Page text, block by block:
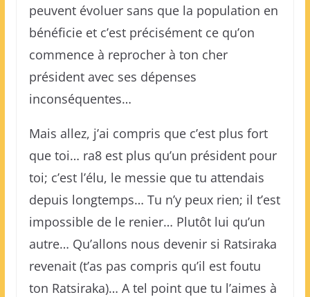
peuvent évoluer sans que la population en
bénéficie et c’est précisément ce qu’on
commence à reprocher à ton cher
président avec ses dépenses
inconséquentes…
Mais allez, j’ai compris que c’est plus fort
que toi… ra8 est plus qu’un président pour
toi; c’est l’élu, le messie que tu attendais
depuis longtemps… Tu n’y peux rien; il t’est
impossible de le renier… Plutôt lui qu’un
autre… Qu’allons nous devenir si Ratsiraka
revenait (t’as pas compris qu’il est foutu
ton Ratsiraka)… A tel point que tu l’aimes à